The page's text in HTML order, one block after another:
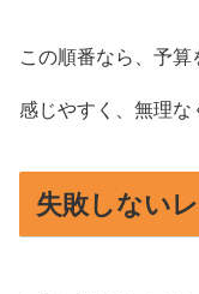
この順番なら、予
感じやすく、無理な
失敗しない